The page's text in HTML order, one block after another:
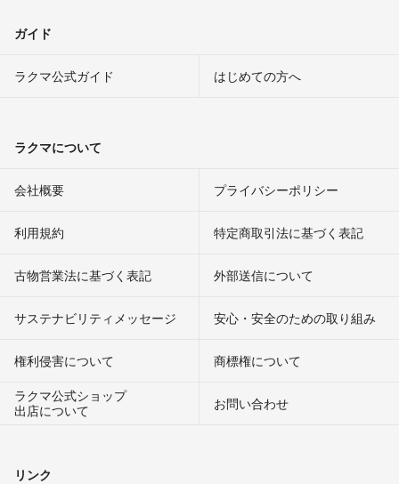
ガイド
ラクマ公式ガイド はじめての方へ
ラクマについて
会社概要 プライバシーポリシー
利用規約 特定商取引法に基づく表記
古物営業法に基づく表記 外部送信について
サステナビリティメッセージ 安心・安全のための取り組み
権利侵害について
商標権について
ラクマ公式ショップ
出店について
お問い合わせ
リンク